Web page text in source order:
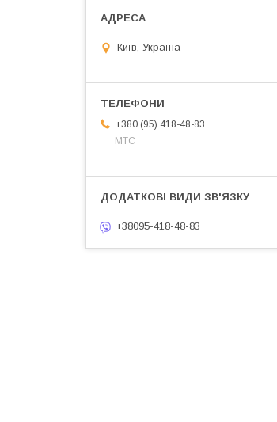
Київ, Україна
+380 (95) 418-48-83
МТС
+38095-418-48-83